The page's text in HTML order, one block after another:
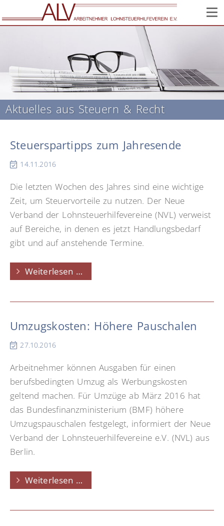
Corona: Infos zur Lage im Verein // Wir sind weiter für Sie
da!
Aktuelles aus Steuern & Recht
Steuerspartipps zum Jahresende
14.11.2016
Die letzten Wochen des Jahres sind eine wichtige
Zeit, um Steuervorteile zu nutzen. Der Neue
Verband der Lohnsteuerhilfevereine (NVL) verweist
auf Bereiche, in denen es jetzt Handlungsbedarf
gibt und auf anstehende Termine.
Weiterlesen …
Jahresende
Umzugskosten: Höhere Pauschalen
27.10.2016
Arbeitnehmer können Ausgaben für einen
berufsbedingten Umzug als Werbungskosten
geltend machen. Für Umzüge ab März 2016 hat
das Bundesfinanzministerium (BMF) höhere
Umzugspauschalen festgelegt, informiert der Neue
Verband der Lohnsteuerhilfevereine e.V. (NVL) aus
Berlin.
Weiterlesen …
Pauschalen